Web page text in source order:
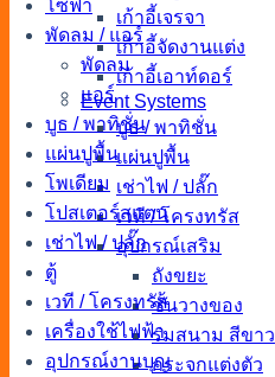
เก้าอี้เจรจา
เก้าอี้จัดงานแต่ง
เก้าอี้เอาท์ดอร์
Event Systems
บูธ / พาทิชั่น
แผ่นปูพื้น
เช่าไฟ / ปลั๊ก
เวที / โครงทรัส
อุปกรณ์เสริม
ถังขยะ
ชั้นวางของ
ร่มสนาม สีขาว
กระจกแต่งตัว
โซฟา
พัดลม / แอร์
พัดลม
แอร์
บูธ / พาทิชั่น
แผ่นปูพื้น
โพเดียม
โปสเตอร์สแตน
เช่าไฟ / ปลั๊ก
ตู้
เวที / โครงทรัส
เครื่องใช้ไฟฟ้า
อุปกรณ์งานบุญ